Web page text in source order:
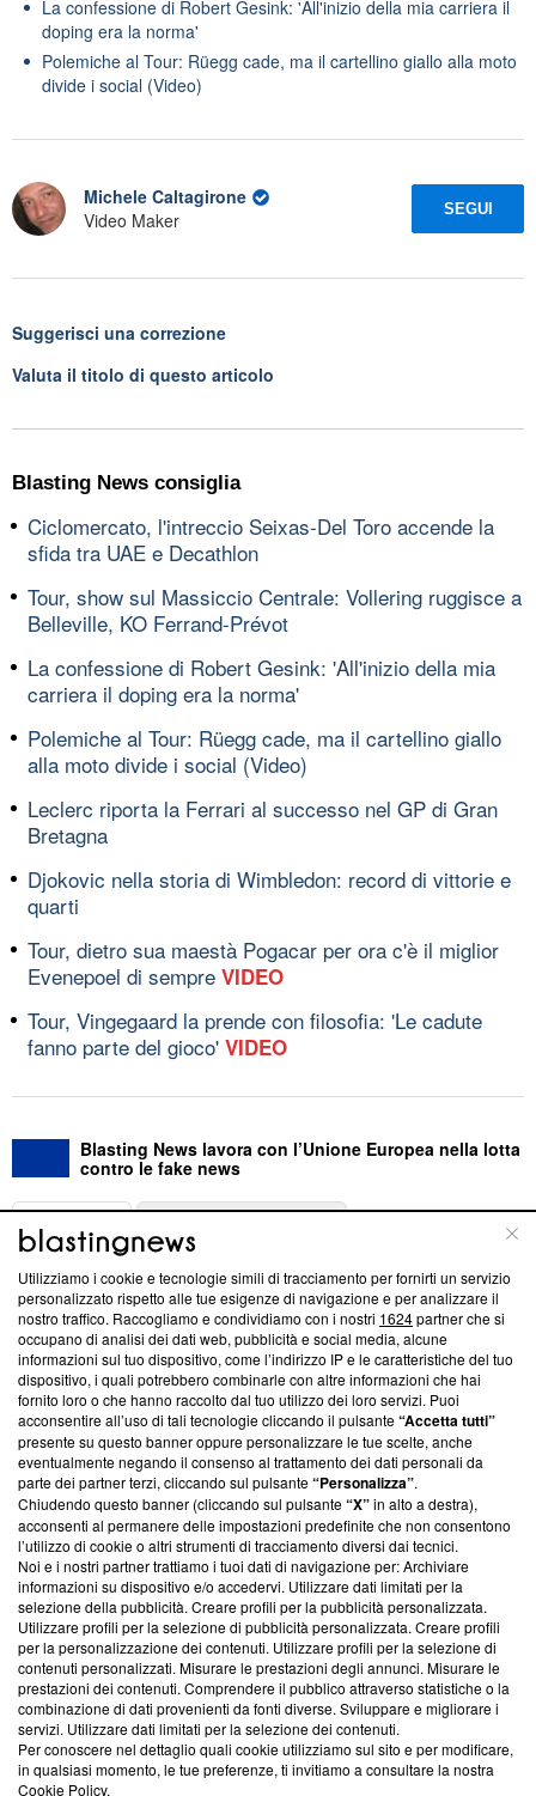
La confessione di Robert Gesink: 'All'inizio della mia carriera il
doping era la norma'
Polemiche al Tour: Rüegg cade, ma il cartellino giallo alla moto
divide i social (Video)
Michele Caltagirone
Video Maker
SEGUI
Suggerisci una correzione
Valuta il titolo di questo articolo
Blasting News consiglia
Ciclomercato, l'intreccio Seixas-Del Toro accende la
sfida tra UAE e Decathlon
Tour, show sul Massiccio Centrale: Vollering ruggisce a
Belleville, KO Ferrand-Prévot
La confessione di Robert Gesink: 'All'inizio della mia
carriera il doping era la norma'
Polemiche al Tour: Rüegg cade, ma il cartellino giallo
alla moto divide i social (Video)
Leclerc riporta la Ferrari al successo nel GP di Gran
Bretagna
Djokovic nella storia di Wimbledon: record di vittorie e
quarti
Tour, dietro sua maestà Pogacar per ora c'è il miglior
Evenepoel di sempre VIDEO
Tour, Vingegaard la prende con filosofia: 'Le cadute
fanno parte del gioco' VIDEO
Blasting News lavora con l’Unione Europea nella lotta
contro le fake news
ABOUT
Questa sezione offre informazioni trasparenti su Blasting
News, sui nostri processi editoriali e su come ci impegniamo a
creare news di qualità. Inoltre, afferma la nostra aderenza a
‘Trust Project - News with Integrity’Blasting News non è
ancora membro del programma, ma ha richiesto di farne
parte; Trust Project non ha ancora effettuato una verifica di
conformità agli standard.
Su di noi
Team editoriale
Corporate
Redazione
Informativa Privacy
Cookie Policy
Blasting SA, IDI CHE-247.845.224, Via Carlo Frasca, 3 - 6900
Lugano (Svizzera) Tel:+39 0690258937
Utilizziamo i cookie e tecnologie simili di tracciamento per fornirti un servizio
personalizzato rispetto alle tue esigenze di navigazione e per analizzare il
nostro traffico. Raccogliamo e condividiamo con i nostri 1624partner che si
occupano di analisi dei dati web, pubblicità e social media, alcune
informazioni sul tuo dispositivo, come l’indirizzo IP e le caratteristiche del tuo
dispositivo, i quali potrebbero combinarle con altre informazioni che hai
fornito loro o che hanno raccolto dal tuo utilizzo dei loro servizi. Puoi
acconsentire all’uso di tali tecnologie cliccando il pulsante“Accetta tutti”
presente su questo banner oppure personalizzare le tue scelte, anche
eventualmente negando il consenso al trattamento dei dati personali da
parte dei partner terzi, cliccando sul pulsante“Personalizza”.
Chiudendo questo banner (cliccando sul pulsante“X”in alto a destra),
acconsenti al permanere delle impostazioni predefinite che non consentono
l’utilizzo di cookie o altri strumenti di tracciamento diversi dai tecnici.
Noi e i nostri partner trattiamo i tuoi dati di navigazione per: Archiviare
informazioni su dispositivo e/o accedervi. Utilizzare dati limitati per la
selezione della pubblicità. Creare profili per la pubblicità personalizzata.
Utilizzare profili per la selezione di pubblicità personalizzata. Creare profili
per la personalizzazione dei contenuti. Utilizzare profili per la selezione di
contenuti personalizzati. Misurare le prestazioni degli annunci. Misurare le
prestazioni dei contenuti. Comprendere il pubblico attraverso statistiche o la
combinazione di dati provenienti da fonti diverse. Sviluppare e migliorare i
servizi. Utilizzare dati limitati per la selezione dei contenuti.
Per conoscere nel dettaglio quali cookie utilizziamo sul sito e per modificare,
in qualsiasi momento, le tue preferenze, ti invitiamo a consultare la nostra
Cookie Policy.